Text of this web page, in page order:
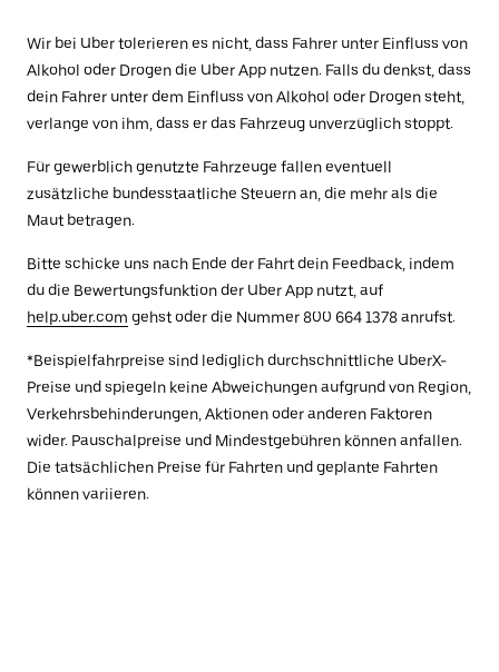
Wir bei Uber tolerieren es nicht, dass Fahrer unter Einfluss von
Alkohol oder Drogen die Uber App nutzen. Falls du denkst, dass
dein Fahrer unter dem Einfluss von Alkohol oder Drogen steht,
verlange von ihm, dass er das Fahrzeug unverzüglich stoppt.
Für gewerblich genutzte Fahrzeuge fallen eventuell
zusätzliche bundesstaatliche Steuern an, die mehr als die
Maut betragen.
Bitte schicke uns nach Ende der Fahrt dein Feedback, indem
du die Bewertungsfunktion der Uber App nutzt, auf
help.uber.com gehst oder die Nummer 800 664 1378 anrufst.
*Beispielfahrpreise sind lediglich durchschnittliche UberX-
Preise und spiegeln keine Abweichungen aufgrund von Region,
Verkehrsbehinderungen, Aktionen oder anderen Faktoren
wider. Pauschalpreise und Mindestgebühren können anfallen.
Die tatsächlichen Preise für Fahrten und geplante Fahrten
können variieren.